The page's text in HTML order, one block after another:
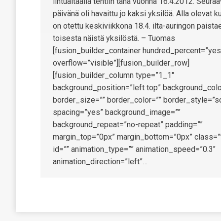
päivänä oli havaittu jo kaksi yksilöä. Alla olevat
on otettu keskiviikkona 18.4. ilta-auringon
toisesta näistä yksilöstä. – Tuomas
[fusion_builder_container
overflow=”visible”][fusion_builder_row]
[fusion_builder_column type=”1_1″
background_position=”left top”
border_size=”” border_color=””
spacing=”yes” background_image=””
background_repeat=”no-repeat” padding=””
margin_top=”0px” margin_bottom=”0px”
id=”” animation_type=”” animation_speed=”0.3″
animation_direction=”left”…